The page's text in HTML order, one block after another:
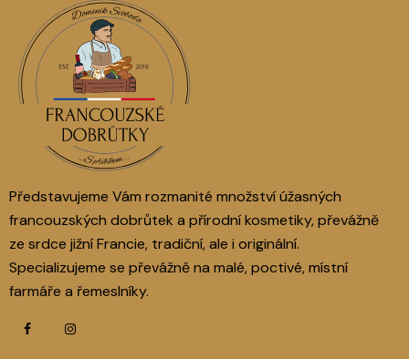
Představujeme Vám rozmanité množství úžasných
francouzských dobrůtek a přírodní kosmetiky, převážně
ze srdce jižní Francie, tradiční, ale i originální.
Specializujeme se převážně na malé, poctivé, místní
farmáře a řemeslníky.